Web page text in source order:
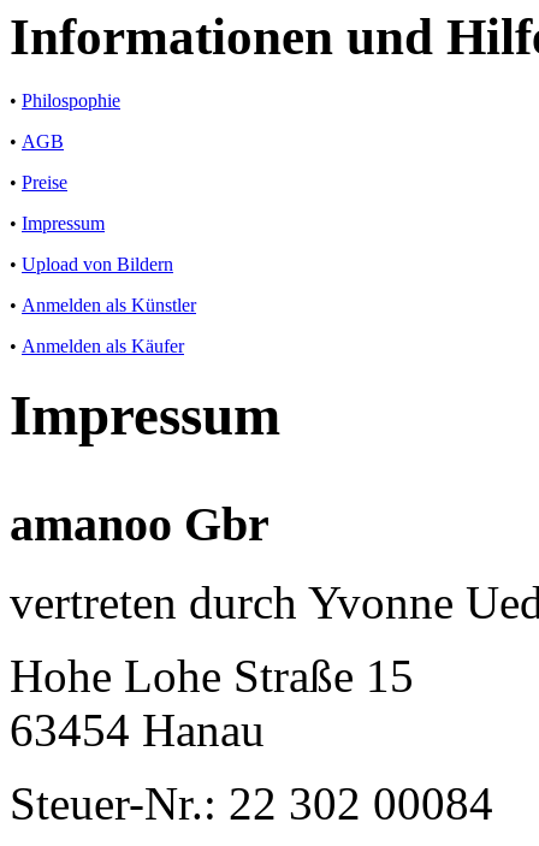
Informationen und
• Philospophie
• AGB
• Preise
• Impressum
• Upload von Bildern
• Anmelden als Künstler
• Anmelden als Käufer
Impressum
amanoo Gbr
vertreten durch Yvonne
Hohe Lohe Straße 15
63454 Hanau
Steuer-Nr.: 22 302 00084